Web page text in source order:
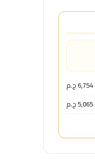
6,754 ج.م
5,065 ج.م